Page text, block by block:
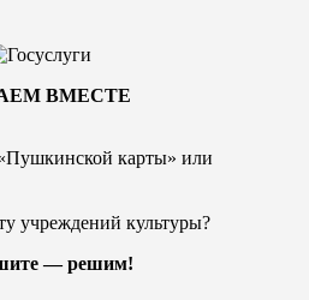
ВМЕСТЕ
карты» или
учреждений культуры?
— решим!